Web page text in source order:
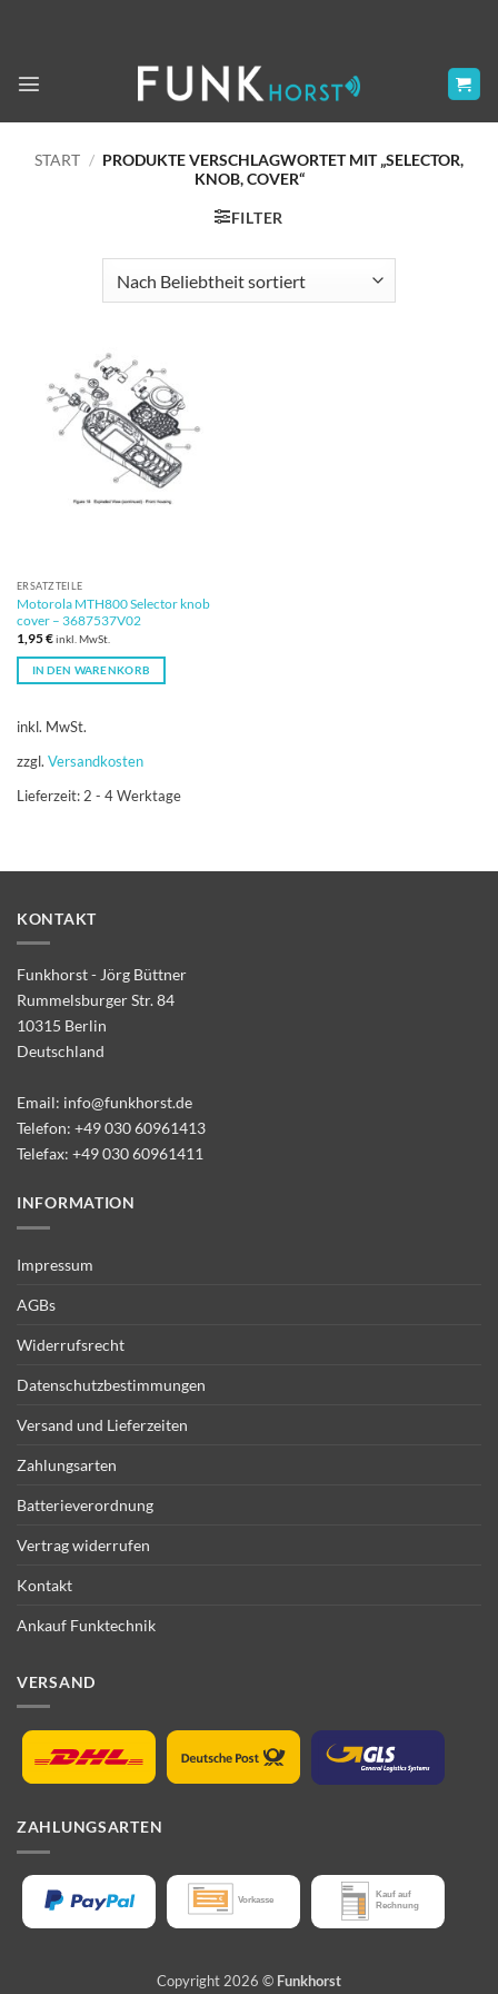
START / PRODUKTE VERSCHLAGWORTET MIT „SELECTOR,
KNOB, COVER“
FILTER
ERSATZTEILE
Motorola MTH800 Selector knob
cover – 3687537V02
1,95€inkl. MwSt.
IN DEN WARENKORB
inkl. MwSt.
zzgl. Versandkosten
Lieferzeit:2 - 4 Werktage
KONTAKT
Funkhorst - Jörg Büttner
Rummelsburger Str. 84
10315 Berlin
Deutschland
Email: info@funkhorst.de
Telefon: +49 030 60961413
Telefax: +49 030 60961411
INFORMATION
Impressum
AGBs
Widerrufsrecht
Datenschutzbestimmungen
Versand und Lieferzeiten
Zahlungsarten
Batterieverordnung
Vertrag widerrufen
Kontakt
Ankauf Funktechnik
VERSAND
ZAHLUNGSARTEN
Copyright 2026 © Funkhorst